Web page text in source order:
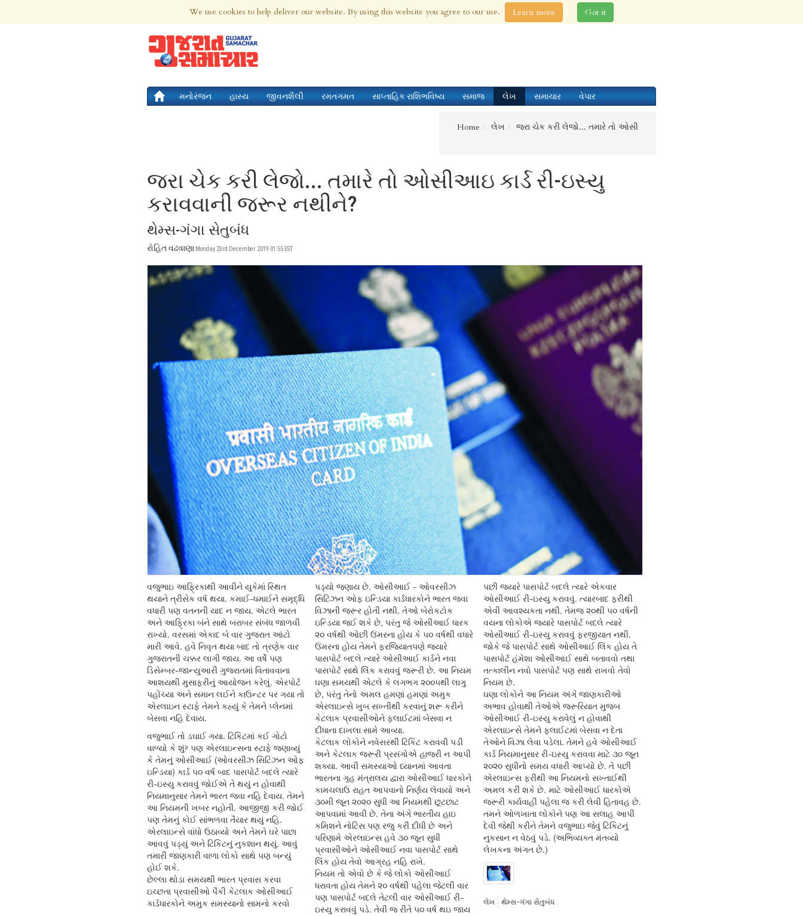
7th Aug 2026 | Updated at 04:21pm 7th Aug 2026
મનોરંજન હાસ્ય જીવનશૈલી રમતગમત સાપ્તાહિક રાશિભવિષ્ય સમાજ લેખ સમાચાર વેપાર
Home લેખ જરા ચેક કરી લેજો... તમારે તો ઓસી
જરા ચેક કરી લેજો... તમારે તો ઓસીઆઇ કાર્ડ રી-ઇસ્યુ
કરાવવાની જરૂર નથીને?
થેમ્સ-ગંગા સેતુબંધ
રોહિત વઢવાણા Monday 23rd December 2019 01:55 EST
વજુભાઇ આફ્રિકાથી આવીને યુકેમાં સ્થિત
થયાને ત્રીસેક વર્ષ થયા. કમાઈ-ધમાઈને સમૃદ્ધિ
વધારી પણ વતનની યાદ ન જાય. એટલે ભારત
અને આફ્રિકા બંને સાથે બરાબર સંબંધ જાળવી
રાખ્યો. વરસમાં એકાદ બે વાર ગુજરાત આંટો
મારી આવે. હવે નિવૃત થયા બાદ તો ત્રણેક વાર
ગુજરાતની ચક્કર લાગી જાય. આ વર્ષે પણ
ડિસેમ્બર-જાન્યુઆરી ગુજરાતમાં વિતાવવાના
આશયથી મુસાફરીનું આયોજન કરેલું. એરપોર્ટ
પહોંચ્યા અને સમાન લઈને કાઉન્ટર પર ગયા તો
એરલાઇન સ્ટાફે તેમને કહ્યું કે તેમને પ્લેનમાં
બેસવા નહિ દેવાય.
વજુભાઈ તો ડઘાઈ ગયા. ટિકિટમાં કઈ ગોટો
વાળ્યો કે શું? પણ એરલાઇન્સના સ્ટાફે જણાવ્યું
કે તેમનું ઓસીઆઈ (ઓવરસીઝ સિટિઝન ઓફ
ઇન્ડિયા) કાર્ડ ૫૦ વર્ષ બાદ પાસપોર્ટ બદલે ત્યારે
રી-ઇસ્યુ કરાવવું જોઈએ તે થયું ન હોવાથી
નિયમાનુસાર તેમને ભારત જવા નહિ દેવાય. તેમને
આ નિયમની ખબર નહોતી. આજીજી કરી જોઈ
પણ તેમનું કોઈ સાંભળવા તૈયાર થયું નહિ.
એરલાઇન્સે વાંધો ઉઠાવ્યો અને તેમને ઘરે પાછા
આવવું પડ્યું અને ટિકિટનું નુકશાન થયું. આવું
તમારી જાણકારી વાળા લોકો સાથે પણ બન્યું
હોઈ શકે.
છેલ્લા થોડા સમયથી ભારત પ્રવાસ કરવા
ઇચ્છતા પ્રવાસીઓ પૈકી કેટલાક ઓસીઆઈ
કાર્ડધારકોને અમુક સમસ્યાનો સામનો કરવો
પડ્યો જણાય છે. ઓસીઆઈ - ઓવરસીઝ
સિટિઝન ઓફ ઇન્ડિયા કાર્ડધારકોને ભારત જવા
વિઝાની જરૂર હોતી નથી. તેઓ બેરોકટોક
ઇન્ડિયા જઈ શકે છે, પરંતુ જે ઓસીઆઈ ધારક
૨૦ વર્ષથી ઓછી ઉંમરના હોય કે ૫૦ વર્ષથી વધારે
ઉંમરના હોય તેમને ફરજિયાતપણે જયારે
પાસપોર્ટ બદલે ત્યારે ઓસીઆઈ કાર્ડને નવા
પાસપોર્ટ સાથે લિંક કરાવવું જરૂરી છે. આ નિયમ
ઘણા સમયથી એટલે કે લગભગ ૨૦૦૫થી લાગુ
છે, પરંતુ તેનો અમલ હમણાં હમણાં અમુક
એરલાઇન્સે ખુબ સખ્તીથી કરવાનું શરૂ કરીને
કેટલાક પ્રવાસીઓને ફ્લાઈટમાં બેસવા ન
દીધાના દાખલા સામે આવ્યા.
કેટલાક લોકોને નવેસરથી ટિકિટ કરાવવી પડી
અને કેટલાક જરૂરી પ્રસંગોએ હાજરી ન આપી
શક્યા. આવી સમસ્યાઓ ધ્યાનમાં આવતા
ભારતના ગૃહ મંત્રાલય દ્વારા ઓસીઆઈ ધારકોને
કામચલાઉ રાહત આપવાનો નિર્ણય લેવાયો અને
૩૦મી જૂન ૨૦૨૦ સુધી આ નિયમથી છૂટછાટ
આપવામાં આવી છે. તેના અંગે ભારતીય હાઇ
કમિશને નોટિસ પણ રજુ કરી દીધી છે અને
પરિણામે એરલાઇન્સ હવે ૩૦ જૂન સુધી
પ્રવાસીઓને ઓસીઆઈ નવા પાસપોર્ટ સાથે
લિંક હોય તેવો આગ્રહ નહિ રાખે.
નિયમ તો એવો છે કે જે લોકો ઓસીઆઈ
ધરાવતા હોય તેમને ૨૦ વર્ષથી પહેલા જેટલી વાર
પણ પાસપોર્ટ બદલે તેટલી વાર ઓસીઆઈ રી-
ઇસ્યુ કરાવવું પડે. તેવી જ રીતે ૫૦ વર્ષ થઇ જાય
પછી જયારે પાસપોર્ટ બદલે ત્યારે એકવાર
ઓસીઆઈ રી-ઇસ્યુ કરાવવું. ત્યારબાદ ફરીથી
એવી આવશ્યકતા નથી. તેમજ ૨૦થી ૫૦ વર્ષની
વયના લોકોએ જયારે પાસપોર્ટ બદલે ત્યારે
ઓસીઆઈ રી-ઇસ્યુ કરાવવું ફરજીયાત નથી.
જોકે જે પાસપોર્ટ સાથે ઓસીઆઈ લિંક હોય તે
પાસપોર્ટ હંમેશા ઓસીઆઈ સાથે બતાવવો તથા
તત્કાલીન નવો પાસપોર્ટ પણ સાથે રાખવો તેવો
નિયમ છે.
ઘણા લોકોને આ નિયમ અંગે જાણકારીઓ
અભાવ હોવાથી તેઓએ જરૂરિયાત મુજબ
ઓસીઆઈ રી-ઇસ્યુ કરાવેલું ન હોવાથી
એરલાઇન્સે તેમને ફ્લાઈટમાં બેસવા ન દેતા
તેઓને વિઝા લેવા પડેલા. તેમને હવે ઓસીઆઈ
કાર્ડ નિયમાનુસાર રી-ઇસ્યુ કરાવવા માટે ૩૦ જૂન
૨૦૨૦ સુધીનો સમય વધારી આપ્યો છે. તે પછી
એરલાઇન્સ ફરીથી આ નિયમનો સખ્તાઈથી
અમલ કરી શકે છે. માટે ઓસીઆઈ ધારકોએ
જરૂરી કાર્યવાહી પહેલા જ કરી લેવી હિતાવહ છે.
તમને ઓળખાતા લોકોને પણ આ સલાહ આપી
દેવી જેથી કરીને તેમને વજુભાઇ જેવું ટિકિટનું
નુકસાન ન વેઠવું પડે. (અભિવ્યક્ત મંતવ્યો
લેખકના અંગત છે.)
લેખ થેમ્સ-ગંગા સેતુબંધ
We use cookies to help deliver our website. By using this website you agree to our use. Learn more Got it